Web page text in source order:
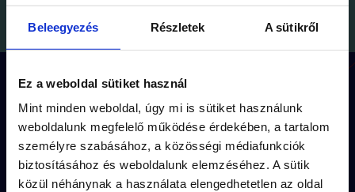
Beleegyezés Részletek A sütikről
Ez a weboldal sütiket használ
Mint minden weboldal, úgy mi is sütiket használunk
weboldalunk megfelelő működése érdekében, a tartalom
személyre szabásához, a közösségi médiafunkciók
biztosításához és weboldalunk elemzéséhez. A sütik
közül néhánynak a használata elengedhetetlen az oldal
Hogyan működik a játék?
Minden küldetésnekegyedi útvonala(kb
1.5 km séta) éskerettörténetevan.